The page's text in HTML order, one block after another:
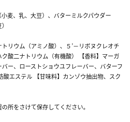
麦、乳、大豆）、バターミルクパウダー
トリウム（アミノ酸）、５’－リボヌクレオチ
酸二ナトリウム（有機酸） 【香料】マーガ
ー、ローストショウユフレーバー、バターフ
酸エステル 【甘味料】カンゾウ抽出物、スク
所をさけて保存してください。